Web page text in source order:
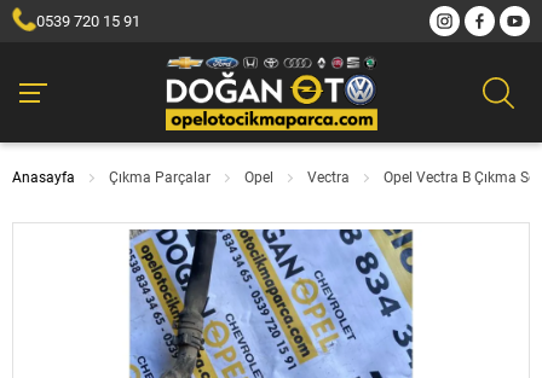
0539 720 15 91
Anasayfa Çıkma Parçalar Opel Vectra Opel Vectra B Çıkma